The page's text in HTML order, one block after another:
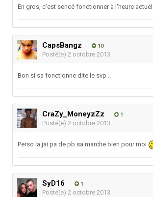
En gros, c'est sencé fonctionner à l'heure
CapsBangz 10
Posté(e) 2 octobre 2013
Bon si sa fonctionne dite le svp ..
CraZy_MoneyzZz 1
Posté(e) 2 octobre 2013
Perso la jai pa de pb sa marche bien pour moi
SyD16 1
Posté(e) 2 octobre 2013